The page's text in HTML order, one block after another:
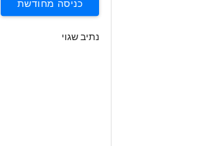
כניסה מחודשת
נתיב שגוי